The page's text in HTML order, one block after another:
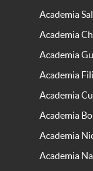
Academia
Academia
Academia
Academia
Academia
Academia
Academia
Academia